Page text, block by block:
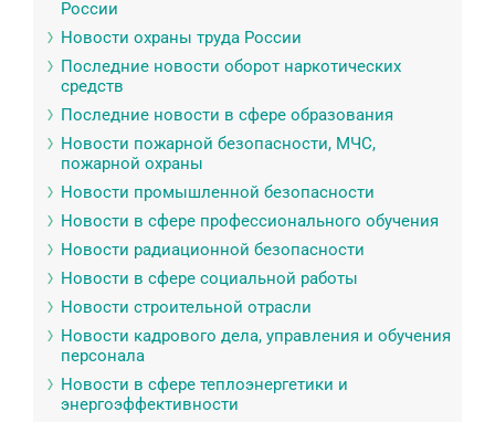
России
Новости охраны труда России
Последние новости оборот наркотических
средств
Последние новости в сфере образования
Новости пожарной безопасности, МЧС,
пожарной охраны
Новости промышленной безопасности
Новости в сфере профессионального обучения
Новости радиационной безопасности
Новости в сфере социальной работы
Новости строительной отрасли
Новости кадрового дела, управления и обучения
персонала
Новости в сфере теплоэнергетики и
энергоэффективности